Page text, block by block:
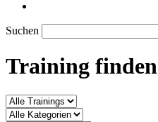
Suchen
Training finden